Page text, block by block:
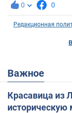
0 0
Редакционная
Важное
Красавица из
историческую